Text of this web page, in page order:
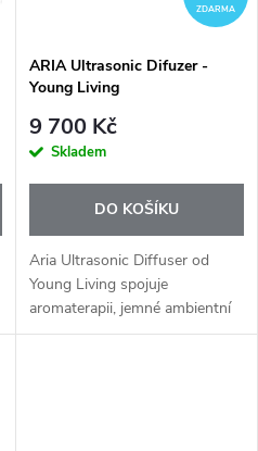
ZDARMA
ARIA Ultrasonic Difuzer -
Young Living
9 700 Kč
Skladem
DO KOŠÍKU
Aria Ultrasonic Diffuser od
Young Living spojuje
aromaterapii, jemné ambientní
osvětlení a relaxační hudbu do